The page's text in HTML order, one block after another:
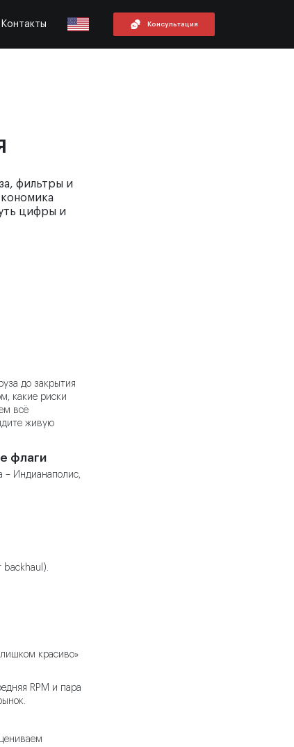
Контакты Консультация
фильтры и
цифры и
до закрытия
какие риски
всё
живую
флаги
– Индианаполис,
красиво»
RPM и пара